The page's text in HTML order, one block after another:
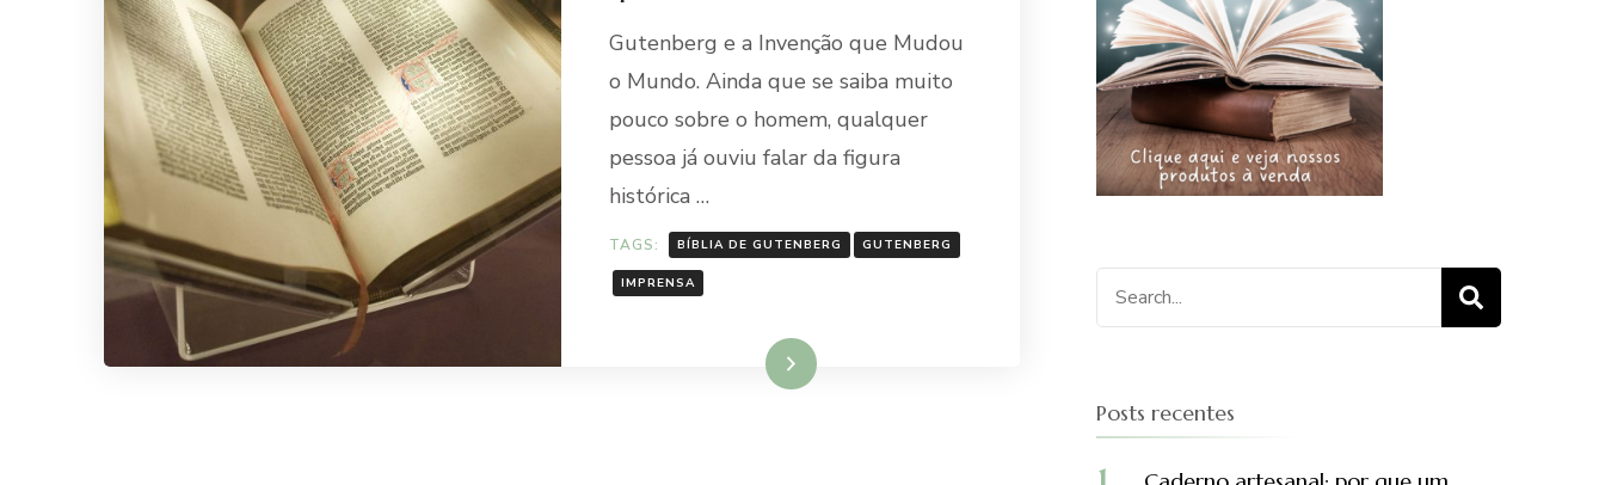
Gutenberg e a Invenção que Mudou
o Mundo. Ainda que se saiba muito
pouco sobre o homem, qualquer
pessoa já ouviu falar da figura
histórica …
TAGS: BÍBLIA DE GUTENBERG GUTENBERG
IMPRENSA
Ler mais
Procurar
por:
Posts recentes